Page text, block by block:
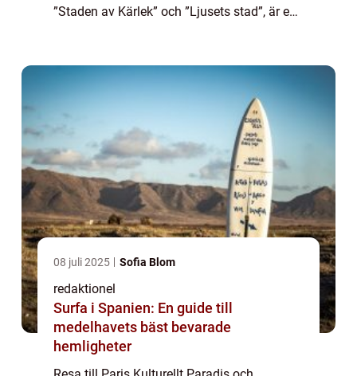
”Staden av Kärlek” och ”Ljusets stad”, är en
08 juli 2025 Sofia Blom
redaktionel
Surfa i Spanien: En guide till
medelhavets bäst bevarade
hemligheter